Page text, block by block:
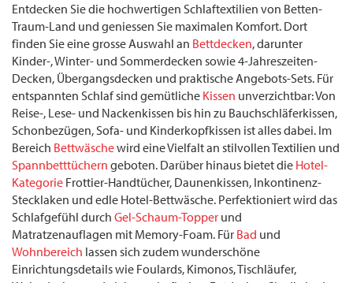
Entdecken Sie die hochwertigen Schlaftextilien von Betten-
Traum-Land und geniessen Sie maximalen Komfort. Dort
finden Sie eine grosse Auswahl an Bettdecken, darunter
Kinder-, Winter- und Sommerdecken sowie 4-Jahreszeiten-
Decken, Übergangsdecken und praktische Angebots-Sets. Für
entspannten Schlaf sind gemütliche Kissen unverzichtbar: Von
Reise-, Lese- und Nackenkissen bis hin zu Bauchschläferkissen,
Schonbezügen, Sofa- und Kinderkopfkissen ist alles dabei. Im
Bereich Bettwäschewird eine Vielfalt an stilvollen Textilien und
Spannbetttüchern geboten. Darüber hinaus bietet die Hotel-
Kategorie Frottier-Handtücher, Daunenkissen, Inkontinenz-
Stecklaken und edle Hotel-Bettwäsche. Perfektioniert wird das
Schlafgefühl durch Gel-Schaum-Topper und
Matratzenauflagen mit Memory-Foam. Für Bad und
Wohnbereich lassen sich zudem wunderschöne
Einrichtungsdetails wie Foulards, Kimonos, Tischläufer,